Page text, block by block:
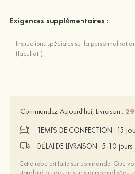
Exigences supplémentaires :
Commandez Aujourd'hui, Livraison :
TEMPS DE CONFECTION : 15
DÉLAI DE LIVRAISON :5-10 jours
Cette robe est faite sur commande. Que